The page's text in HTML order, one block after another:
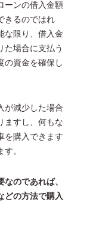
ーンの借入金額
きるのではれ
な限り、借入金
た場合に支払う
の資金を確保し
が減少した場合
ますし、何もな
を購入できます
。
のであれば、
どの方法で購入